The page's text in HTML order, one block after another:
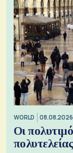
WORLD
Οι
πολυτελείας